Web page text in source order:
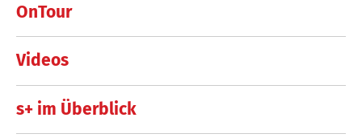
OnTour
Videos
s+ im Überblick